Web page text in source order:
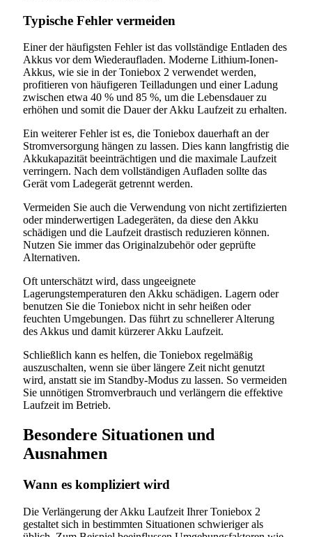
Typische Fehler vermeiden
Einer der häufigsten Fehler ist das vollständige Entladen des
Akkus vor dem Wiederaufladen. Moderne Lithium-Ionen-
Akkus, wie sie in der Toniebox 2 verwendet werden,
profitieren von häufigeren Teilladungen und einer Ladung
zwischen etwa 40 % und 85 %, um die Lebensdauer zu
erhöhen und somit die Dauer der Akku Laufzeit zu erhalten.
Ein weiterer Fehler ist es, die Toniebox dauerhaft an der
Stromversorgung hängen zu lassen. Dies kann langfristig die
Akkukapazität beeinträchtigen und die maximale Laufzeit
verringern. Nach dem vollständigen Aufladen sollte das
Gerät vom Ladegerät getrennt werden.
Vermeiden Sie auch die Verwendung von nicht zertifizierten
oder minderwertigen Ladegeräten, da diese den Akku
schädigen und die Laufzeit drastisch reduzieren können.
Nutzen Sie immer das Originalzubehör oder geprüfte
Alternativen.
Oft unterschätzt wird, dass ungeeignete
Lagerungstemperaturen den Akku schädigen. Lagern oder
benutzen Sie die Toniebox nicht in sehr heißen oder
feuchten Umgebungen. Das führt zu schnellerer Alterung
des Akkus und damit kürzerer Akku Laufzeit.
Schließlich kann es helfen, die Toniebox regelmäßig
auszuschalten, wenn sie über längere Zeit nicht genutzt
wird, anstatt sie im Standby-Modus zu lassen. So vermeiden
Sie unnötigen Stromverbrauch und verlängern die effektive
Laufzeit im Betrieb.
Besondere Situationen und
Ausnahmen
Wann es kompliziert wird
Die Verlängerung der Akku Laufzeit Ihrer Toniebox 2
gestaltet sich in bestimmten Situationen schwieriger als